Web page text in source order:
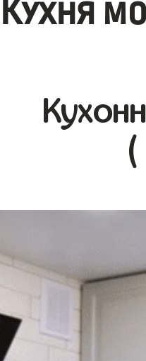
Кухня
(